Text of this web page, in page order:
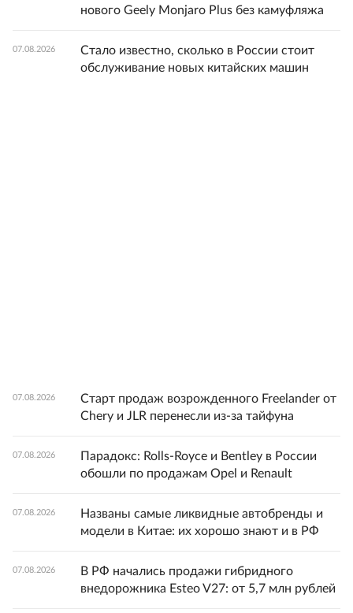
нового Geely Monjaro Plus без камуфляжа
07.08.2026
Стало известно, сколько в России стоит
обслуживание новых китайских машин
07.08.2026
Старт продаж возрожденного Freelander от
Chery и JLR перенесли из-за тайфуна
07.08.2026
Парадокс: Rolls-Royce и Bentley в России
обошли по продажам Opel и Renault
07.08.2026
Названы самые ликвидные автобренды и
модели в Китае: их хорошо знают и в РФ
07.08.2026
В РФ начались продажи гибридного
внедорожника Esteo V27: от 5,7 млн рублей